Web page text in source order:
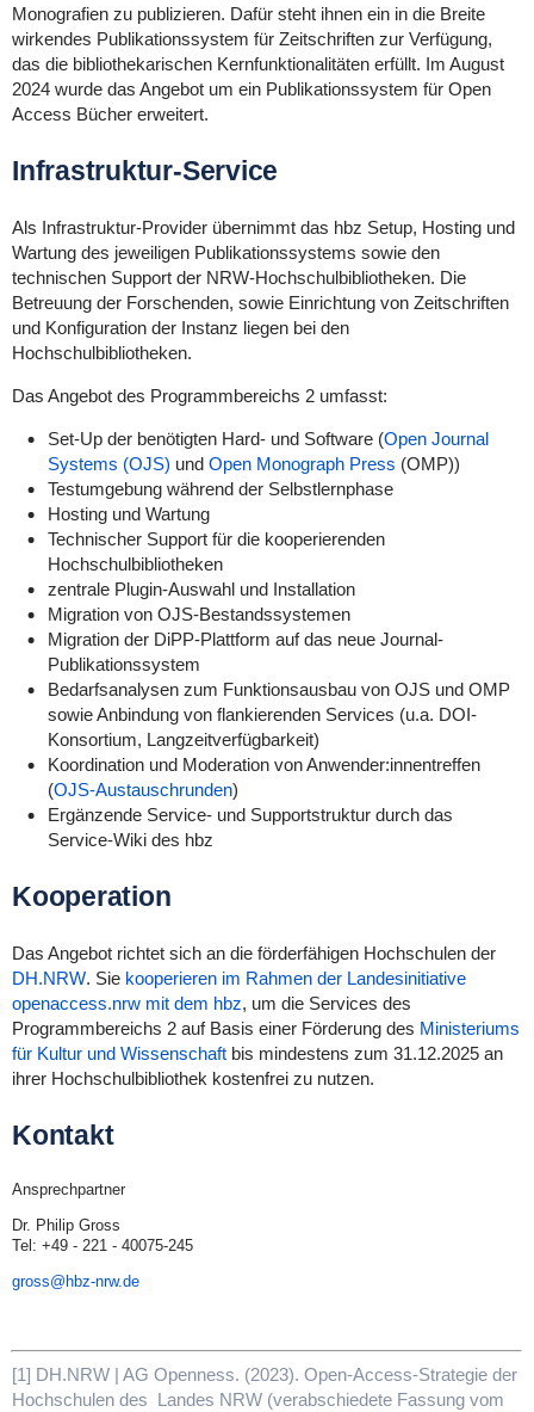
Monografien zu publizieren. Dafür steht ihnen ein in die Breite
wirkendes Publikationssystem für Zeitschriften zur Verfügung,
das die bibliothekarischen Kernfunktionalitäten erfüllt. Im August
2024 wurde das Angebot um ein Publikationssystem für Open
Access Bücher erweitert.
Infrastruktur-Service
Als Infrastruktur-Provider übernimmt das hbz Setup, Hosting und
Wartung des jeweiligen Publikationssystems sowie den
technischen Support der NRW-Hochschulbibliotheken. Die
Betreuung der Forschenden, sowie Einrichtung von Zeitschriften
und Konfiguration der Instanz liegen bei den
Hochschulbibliotheken.
Das Angebot des Programmbereichs 2 umfasst:
Set-Up der benötigten Hard- und Software (Open Journal
Systems (OJS) und Open Monograph Press (OMP))
Testumgebung während der Selbstlernphase
Hosting und Wartung
Technischer Support für die kooperierenden
Hochschulbibliotheken
zentrale Plugin-Auswahl und Installation
Migration von OJS-Bestandssystemen
Migration der DiPP-Plattform auf das neue Journal-
Publikationssystem
Bedarfsanalysen zum Funktionsausbau von OJS und OMP
sowie Anbindung von flankierenden Services (u.a. DOI-
Konsortium, Langzeitverfügbarkeit)
Koordination und Moderation von Anwender:innentreffen
(OJS-Austauschrunden)
Ergänzende Service- und Supportstruktur durch das
Service-Wiki des hbz
Kooperation
Das Angebot richtet sich an die förderfähigen Hochschulen der
DH.NRW. Sie kooperieren im Rahmen der Landesinitiative
openaccess.nrw mit dem hbz, um die Services des
Programmbereichs 2 auf Basis einer Förderung des Ministeriums
für Kultur und Wissenschaftbis mindestens zum 31.12.2025 an
ihrer Hochschulbibliothek kostenfrei zu nutzen.
Kontakt
Ansprechpartner
Dr. Philip Gross
Tel: +49 - 221 - 40075-245
gross@hbz-nrw.de
[1] DH.NRW | AG Openness. (2023). Open-Access-Strategie der
Hochschulen des Landes NRW (verabschiedete Fassung vom